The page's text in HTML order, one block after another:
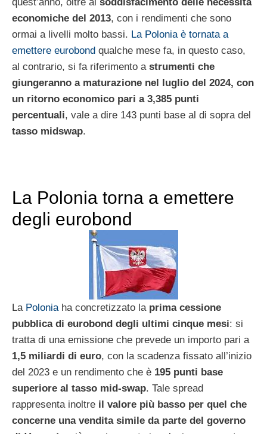
economiche del 2013, con i rendimenti che sono
ormai a livelli molto bassi. La Polonia è tornata a
emettere eurobond qualche mese fa, in questo caso,
al contrario, si fa riferimento a strumenti che
giungeranno a maturazione nel luglio del 2024, con
un ritorno economico pari a 3,385 punti
percentuali, vale a dire 143 punti base al di sopra del
tasso midswap.
La Polonia torna a emettere
degli eurobond
La Polonia ha concretizzato la prima cessione
pubblica di eurobond degli ultimi cinque mesi: si
tratta di una emissione che prevede un importo pari a
1,5 miliardi di euro, con la scadenza fissato all’inizio
del 2023 e un rendimento che è 195 punti base
superiore al tasso mid-swap. Tale spread
rappresenta inoltre il valore più basso per quel che
concerne una vendita simile da parte del governo